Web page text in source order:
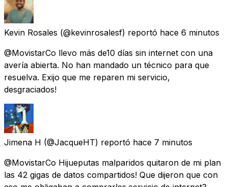
Kevin Rosales (@kevinrosalesf) reportó hace 6 minutos
@MovistarCo llevo más de10 días sin internet con una
avería abierta. No han mandado un técnico para que
resuelva. Exijo que me reparen mi servicio,
desgraciados!
Jimena H (@JacqueHT) reportó hace 7 minutos
@MovistarCo Hijueputas malparidos quitaron de mi plan
las 42 gigas de datos compartidos! Que dijeron que con